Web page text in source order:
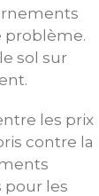
problème.
sol sur
les prix
contre la
pour les